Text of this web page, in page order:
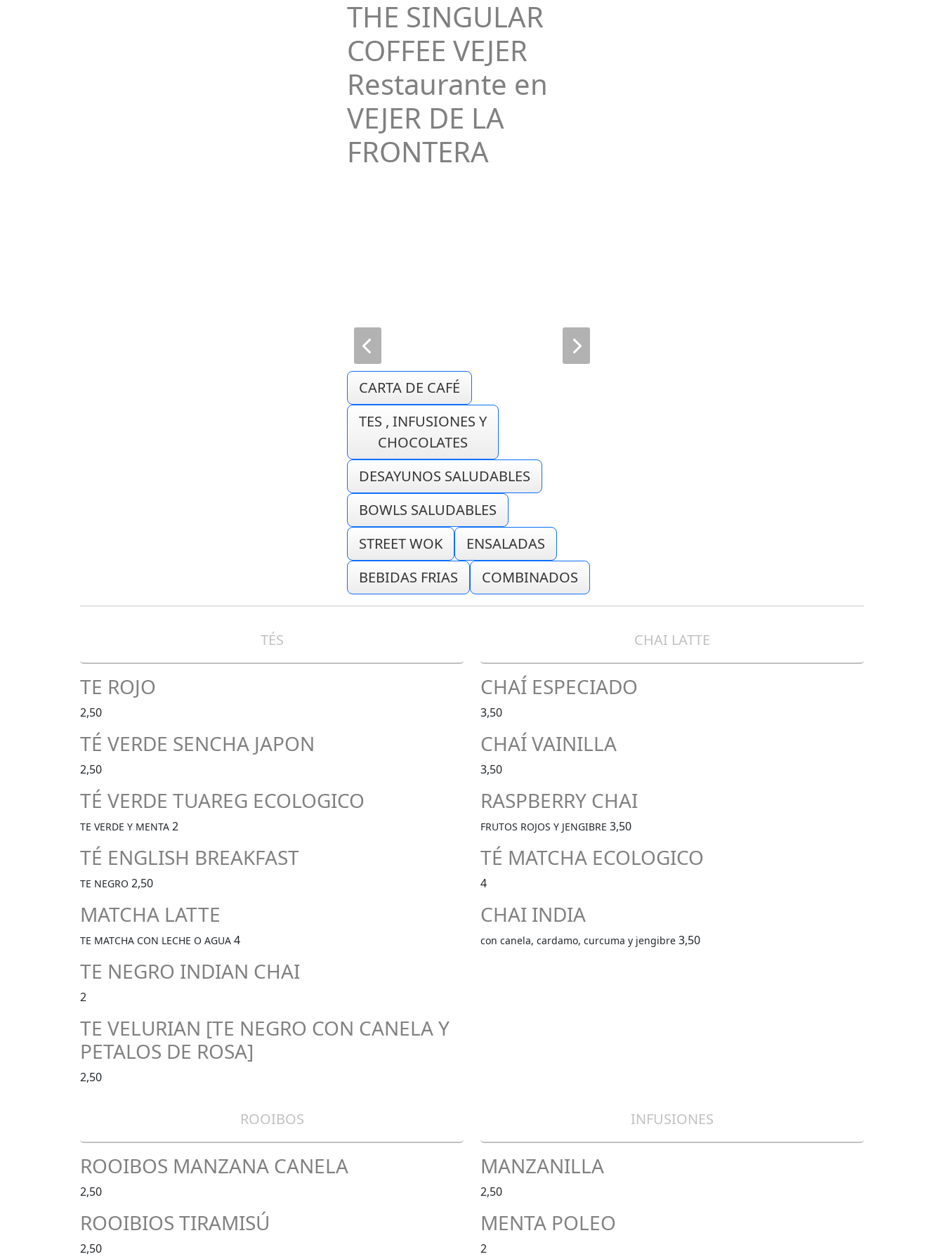
THE SINGULAR
COFFEE VEJER
Restaurante en
VEJER DE LA
FRONTERA
CARTA DE CAFÉ
TES , INFUSIONES Y
CHOCOLATES
DESAYUNOS SALUDABLES
BOWLS SALUDABLES
STREET WOK
ENSALADAS
BEBIDAS FRIAS
COMBINADOS
TÉS
TE ROJO
2,50
TÉ VERDE SENCHA JAPON
2,50
TÉ VERDE TUAREG ECOLOGICO
TE VERDE Y MENTA 2
TÉ ENGLISH BREAKFAST
TE NEGRO 2,50
MATCHA LATTE
TE MATCHA CON LECHE O AGUA 4
TE NEGRO INDIAN CHAI
2
TE VELURIAN [TE NEGRO CON CANELA Y
PETALOS DE ROSA]
2,50
CHAI LATTE
CHAÍ ESPECIADO
3,50
CHAÍ VAINILLA
3,50
RASPBERRY CHAI
FRUTOS ROJOS Y JENGIBRE 3,50
TÉ MATCHA ECOLOGICO
4
CHAI INDIA
con canela, cardamo, curcuma y jengibre 3,50
ROOIBOS
ROOIBOS MANZANA CANELA
2,50
ROOIBIOS TIRAMISÚ
2,50
INFUSIONES
MANZANILLA
2,50
MENTA POLEO
2